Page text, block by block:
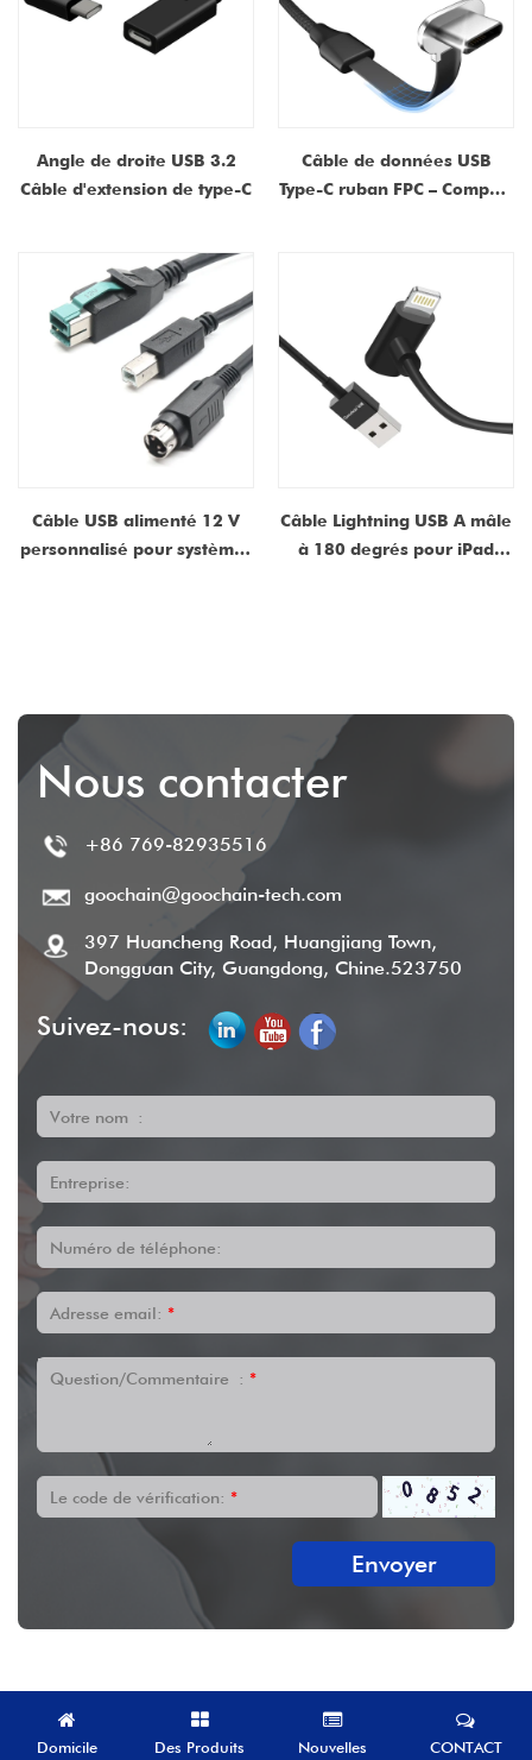
Angle de droite USB 3.2
Câble d'extension de type-C
Câble de données USB
Type-C ruban FPC – Compact
Câble USB alimenté 12 V
personnalisé pour systèmes
Câble Lightning USB A mâle
à 180 degrés pour iPad
Nous contacter
+86 769-82935516
goochain@goochain-tech.com
397 Huancheng Road, Huangjiang Town,
Dongguan City, Guangdong, Chine.523750
Suivez-nous:
Votre nom :
Entreprise:
Numéro de téléphone:
Adresse email: *
Question/Commentaire : *
Le code de vérification: *
Envoyer
Domicile Des Produits Nouvelles CONTACT